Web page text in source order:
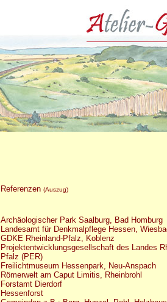
Referenzen (Auszug)
Archäologischer Park Saalburg, Bad Homburg
Landesamt für Denkmalpflege Hessen,
GDKE Rheinland-Pfalz, Koblenz
Projektentwicklungsgesellschaft des Landes
Pfalz (PER)
Freilichtmuseum Hessenpark, Neu-Anspach
Römerwelt am Caput Limitis, Rheinbrohl
Forstamt Dierdorf
Hessenforst